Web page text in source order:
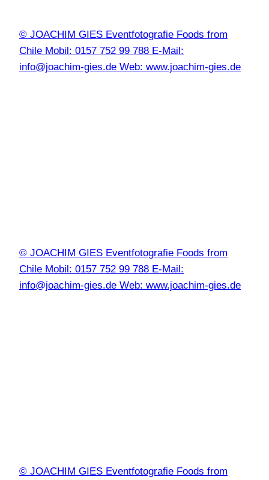
© JOACHIM GIES Eventfotografie Foods from
Chile Mobil: 0157 752 99 788 E-Mail:
info@joachim-gies.de Web: www.joachim-gies.de
© JOACHIM GIES Eventfotografie Foods from
Chile Mobil: 0157 752 99 788 E-Mail:
info@joachim-gies.de Web: www.joachim-gies.de
© JOACHIM GIES Eventfotografie Foods from